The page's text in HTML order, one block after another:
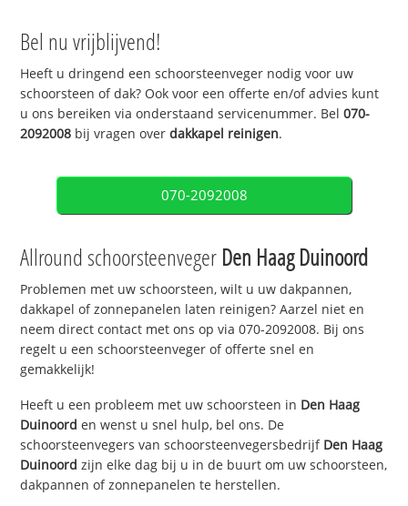
Bel nu vrijblijvend!
Heeft u dringend een schoorsteenveger nodig voor uw
schoorsteen of dak? Ook voor een offerte en/of advies kunt
u ons bereiken via onderstaand servicenummer. Bel070-
2092008 bij vragen overdakkapel reinigen.
070-2092008
Allround schoorsteenveger Den Haag Duinoord
Problemen met uw schoorsteen, wilt u uw dakpannen,
dakkapel of zonnepanelen laten reinigen? Aarzel niet en
neem direct contact met ons op via 070-2092008. Bij ons
regelt u een schoorsteenveger of offerte snel en
gemakkelijk!
Heeft u een probleem met uw schoorsteen in Den Haag
Duinoord en wenst u snel hulp, bel ons. De
schoorsteenvegers van schoorsteenvegersbedrijf Den Haag
Duinoord zijn elke dag bij u in de buurt om uw schoorsteen,
dakpannen of zonnepanelen te herstellen.